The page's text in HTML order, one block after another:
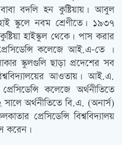
বদলি হন কুষ্টিয়ায়। আবুল
স্কুলে নবম শ্রেণীতে। ১৯৩৭
হাইস্কুল থেকে। পাস করার
কলেজে আই.এ-তে ।
স্কুলগুলি ছাড়া প্রদেশের সব
আওতায়। আই.এ.
কলেজে অর্থনীতিতে
অর্থনীতিতে বি.এ. (অনার্স)
প্রেসিডেন্সি বিশ্ববিদ্যালয়
করেন।